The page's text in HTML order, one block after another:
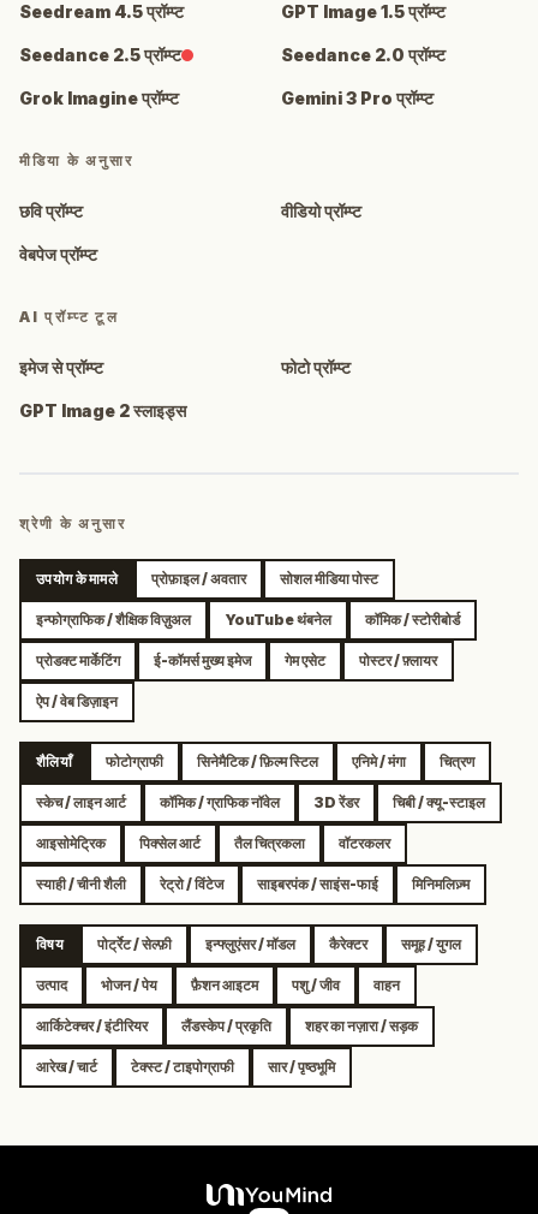
Seedream 4.5 प्रॉम्प्ट GPT Image 1.5 प्रॉम्प्ट
Seedance 2.5 प्रॉम्प्ट Seedance 2.0 प्रॉम्प्ट
Grok Imagine प्रॉम्प्ट Gemini 3 Pro प्रॉम्प्ट
मीडिया के अनुसार
छवि प्रॉम्प्ट वीडियो प्रॉम्प्ट
वेबपेज प्रॉम्प्ट
AI प्रॉम्प्ट टूल
इमेज से प्रॉम्प्ट फोटो प्रॉम्प्ट
GPT Image 2 स्लाइड्स
श्रेणी के अनुसार
उपयोग के मामले प्रोफ़ाइल / अवतार सोशल मीडिया पोस्ट
इन्फोग्राफिक / शैक्षिक विज़ुअल YouTube थंबनेल कॉमिक / स्टोरीबोर्ड
प्रोडक्ट मार्केटिंग ई-कॉमर्स मुख्य इमेज गेम एसेट पोस्टर / फ़्लायर
ऐप / वेब डिज़ाइन
शैलियाँ फोटोग्राफी सिनेमैटिक / फ़िल्म स्टिल एनिमे / मंगा चित्रण
स्केच / लाइन आर्ट कॉमिक / ग्राफिक नॉवेल 3D रेंडर चिबी / क्यू-स्टाइल
आइसोमेट्रिक पिक्सेल आर्ट तैल चित्रकला वॉटरकलर
स्याही / चीनी शैली रेट्रो / विंटेज साइबरपंक / साइंस-फाई मिनिमलिज़्म
विषय पोर्ट्रेट / सेल्फ़ी इन्फ्लुएंसर / मॉडल कैरेक्टर समूह / युगल
उत्पाद भोजन / पेय फ़ैशन आइटम पशु / जीव वाहन
आर्किटेक्चर / इंटीरियर लैंडस्केप / प्रकृति शहर का नज़ारा / सड़क
आरेख / चार्ट टेक्स्ट / टाइपोग्राफी सार / पृष्ठभूमि